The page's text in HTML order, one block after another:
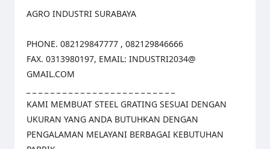
AGRO INDUSTRI SURABAYA
PHONE. 082129847777 , 082129846666
FAX. 0313980197, EMAIL: INDUSTRI2034@
GMAIL.COM
KAMI MEMBUAT STEEL GRATING SESUAI DENGAN
UKURAN YANG ANDA BUTUHKAN DENGAN
PENGALAMAN MELAYANI BERBAGAI KEBUTUHAN